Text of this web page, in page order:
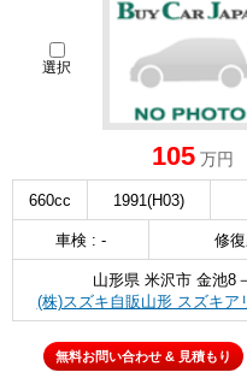
選択
105 万円
660cc 1991(H03)
車検 : - 修
山形県 米沢市 金池8
(株)スズキ自販山形 スズキア
無料お問い合わせ & 見積もり